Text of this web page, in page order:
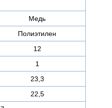
Медь
Полиэтилен
12
1
23,3
22,5